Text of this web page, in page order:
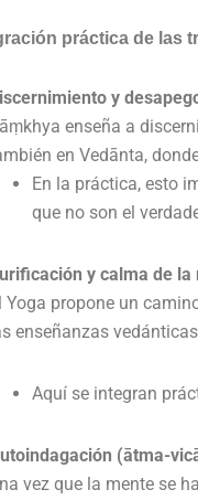
práctica de las
y
enseña a
en Vedānta,
En la práctica, esto
que no son el
y calma de la
Yoga propone un
enseñanzas
Aquí se integran
(ātma-
vez que la mente se